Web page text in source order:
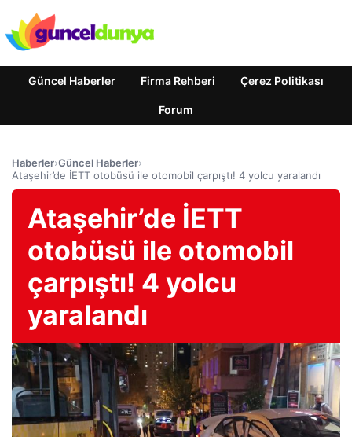
Güncel Haberler Firma Rehberi Çerez Politikası
Forum
Haberler›Güncel Haberler›
Ataşehir’de İETT otobüsü ile otomobil çarpıştı! 4 yolcu yaralandı
Ataşehir’de İETT
otobüsü ile otomobil
çarpıştı! 4 yolcu
yaralandı